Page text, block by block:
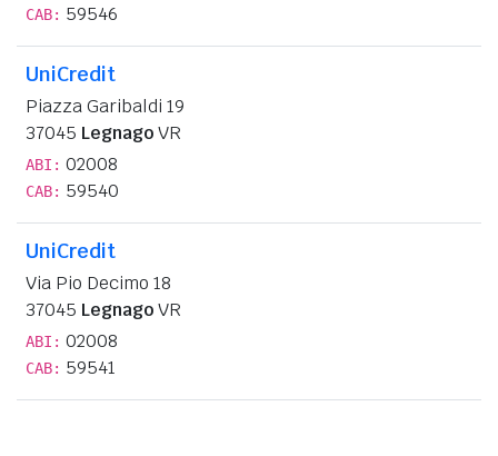
CAB: 59546
UniCredit
Piazza Garibaldi 19
37045 LegnagoVR
ABI: 02008
CAB: 59540
UniCredit
Via Pio Decimo 18
37045 LegnagoVR
ABI: 02008
CAB: 59541